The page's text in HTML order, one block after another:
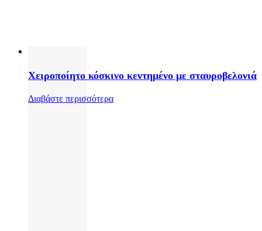
Χειροποίητο κόσκινο κεντημένο με σταυροβελονιά
Διαβάστε περισσότερα